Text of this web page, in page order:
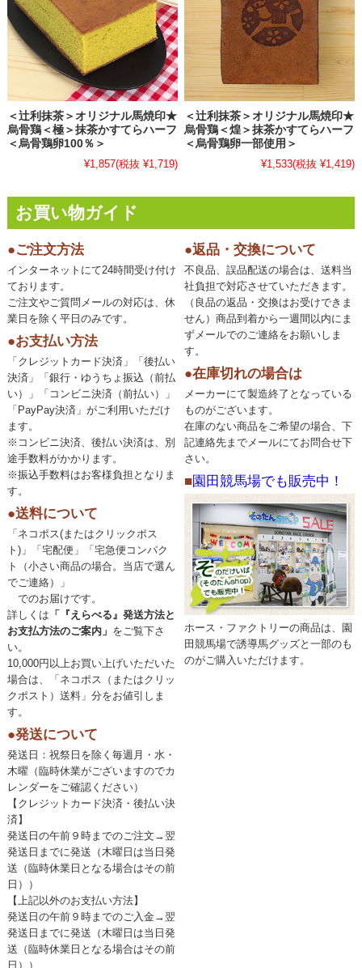
＜辻利抹茶＞オリジナル馬焼印★
烏骨鶏＜極＞抹茶かすてらハーフ
＜烏骨鶏卵100％＞
¥1,857(税抜 ¥1,719)
＜辻利抹茶＞オリジナル馬焼印★
烏骨鶏＜煌＞抹茶かすてらハーフ
＜烏骨鶏卵一部使用＞
¥1,533(税抜 ¥1,419)
お買い物ガイド
●ご注文方法
インターネットにて24時間受け付け
ております。
ご注文やご質問メールの対応は、休
業日を除く平日のみです。
●お支払い方法
「クレジットカード決済」「後払い
決済」「銀行・ゆうちょ振込（前払
い）」「コンビニ決済（前払い）」
「PayPay決済」がご利用いただけ
ます。
※コンビニ決済、後払い決済は、別
途手数料がかかります。
※振込手数料はお客様負担となりま
す。
●送料について
「ネコポス(またはクリックポス
ト)」「宅配便」「宅急便コンパク
ト（小さい商品の場合。当店で選ん
でご連絡）」
でのお届けです。
詳しくは 「『えらべる』発送方法と
お支払方法のご案内」 をご覧下さ
い。
10,000円以上お買い上げいただいた
場合は、「ネコポス（またはクリッ
クポスト）送料」分をお値引しま
す。
●発送について
発送日：祝祭日を除く毎週月・水・
木曜（臨時休業がございますのでカ
レンダーをご確認ください）
【クレジットカード決済・後払い決
済】
発送日の午前９時までのご注文→翌
発送日までに発送（木曜日は当日発
送（臨時休業日となる場合はその前
日））
【上記以外のお支払い方法】
発送日の午前９時までのご入金→翌
発送日までに発送（木曜日は当日発
送（臨時休業日となる場合はその前
日））
●返品・交換について
不良品、誤品配送の場合は、送料当
社負担で対応させていただきます。
（良品の返品・交換はお受けできま
せん）商品到着から一週間以内にま
ずメールでのご連絡をお願いしま
す。
●在庫切れの場合は
メーカーにて製造終了となっている
ものがございます。
在庫のない商品をご希望の場合、下
記連絡先までメールにてお問合せ下
さい。
■園田競馬場でも販売中！
ホース・ファクトリーの商品は、園
田競馬場で誘導馬グッズと一部のも
のがご購入いただけます。